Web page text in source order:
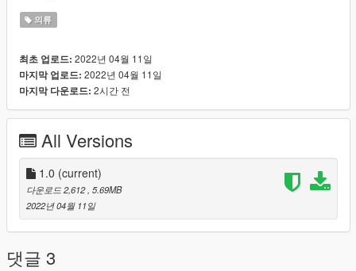
의류
최초 업로드: 2022년 04월 11일
마지막 업로드: 2022년 04월 11일
마지막 다운로드: 2시간 전
All Versions
1.0 (current)
다운로드 2,612 , 5.69MB
2022년 04월 11일
댓글 3